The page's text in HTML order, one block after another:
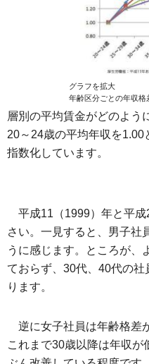
グラフを拡大
年齢区分ごとの年収格
層別の平均賃金がどのよう
20～24歳の平均年収を
指数化しています。
平成11（1999）年と平
さい。一見すると、男子社
うに感じます。ところが、
ておらず、30代、40代の
ります。
逆に女子社員は年齢格差
これまで30歳以降は年収が